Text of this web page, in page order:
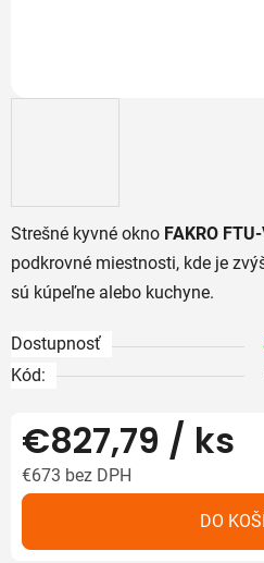
Strešné kyvné okno FAKRO
podkrovné miestnosti, kde je
sú kúpeľne alebo kuchyne.
Dostupnosť
Kód:
€827,79 / ks
€673 bez DPH
DO